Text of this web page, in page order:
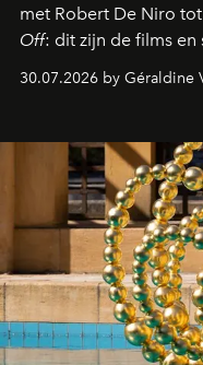
met Robert De Niro
Off: dit zijn de films en
streamingplatformen
30.07.2026 by Géraldine